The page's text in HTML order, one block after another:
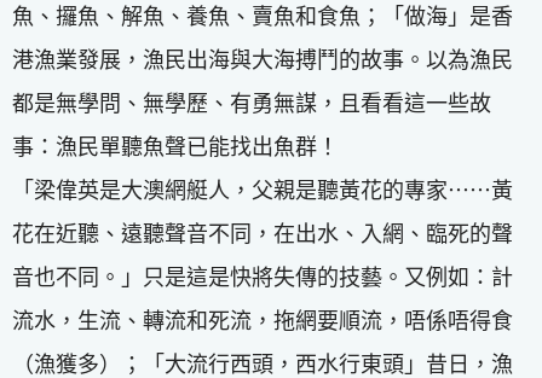
魚、攞魚、解魚、養魚、賣魚和食魚；「做海」是香
港漁業發展，漁民出海與大海搏鬥的故事。以為漁民
都是無學問、無學歷、有勇無謀，且看看這一些故
事：漁民單聽魚聲已能找出魚群！
「梁偉英是大澳網艇人，父親是聽黃花的專家⋯⋯黃
花在近聽、遠聽聲音不同，在出水、入網、臨死的聲
音也不同。」只是這是快將失傳的技藝。又例如：計
流水，生流、轉流和死流，拖網要順流，唔係唔得食
（漁獲多）；「大流行西頭，西水行東頭」昔日，漁